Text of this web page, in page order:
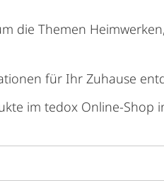
die Themen
für Ihr Zuhause
im tedox Online-Shop